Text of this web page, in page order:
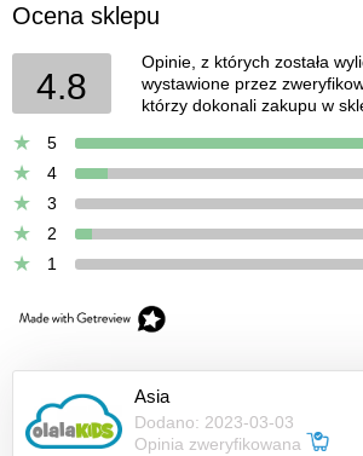
Ocena sklepu
4.8
Opinie, z których została
wystawione przez
którzy dokonali zakupu w
5
4
3
2
1
Asia
Dodano: 2023-03-03
Opinia zweryfikowana